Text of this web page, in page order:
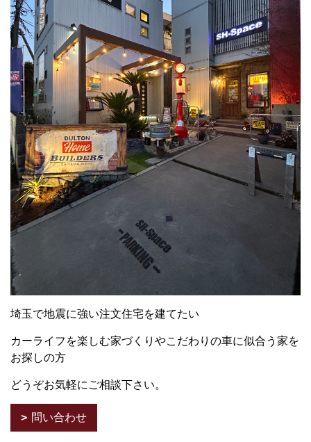
埼玉で地震に強い注文住宅を建てたい
カーライフを楽しむ家づくりやこだわりの車に似合う家を
お探しの方
どうぞお気軽にご相談下さい。
問い合わせ